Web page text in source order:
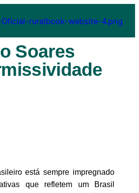
Soares
está sempre impregnado
que refletem um Brasil